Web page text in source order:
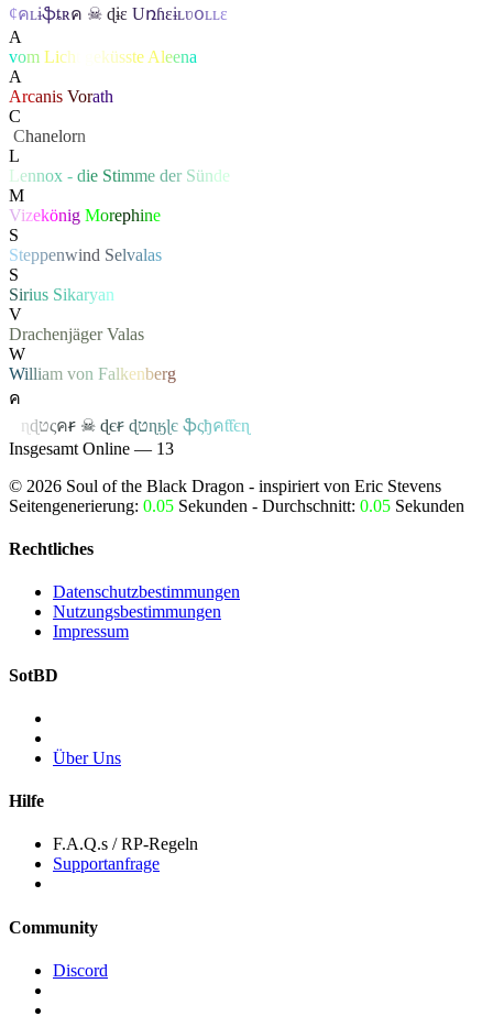
¢คʟɨֆȶʀค ☠ ɖɨɛ Uռɦɛɨʟʋօʟʟɛ
A
vom Lich eküsste Aleena
A
Arcanis Vorath
C
Chanelorn
L
Lennox - die Stimme der Sünde
M
Vizekönig Morephine
S
Steppenwind Selvalas
S
Sirius Sikaryan
V
Drachenjäger Valas
W
William von Falkenberg
ค
ɳɖטςคꞧ ☠ ɖєꞧ ɖטɳӄɭє ֆςђคƭƭєɳ
Insgesamt Online — 13
© 2026 Soul of the Black Dragon - inspiriert von Eric Stevens
Seitengenerierung: 0.05 Sekunden - Durchschnitt: 0.05 Sekunden
Rechtliches
Datenschutzbestimmungen
Nutzungsbestimmungen
Impressum
SotBD
Über Uns
Hilfe
F.A.Q.s / RP-Regeln
Supportanfrage
Community
Discord